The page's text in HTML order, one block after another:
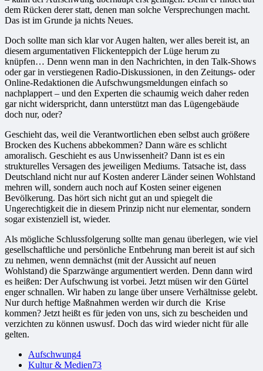
dem Rücken derer statt, denen man solche Versprechungen macht.
Das ist im Grunde ja nichts Neues.
Doch sollte man sich klar vor Augen halten, wer alles bereit ist, an
diesem argumentativen Flickenteppich der Lüge herum zu
knüpfen… Denn wenn man in den Nachrichten, in den Talk-Shows
oder gar in verstiegenen Radio-Diskussionen, in den Zeitungs- oder
Online-Redaktionen die Aufschwungsmeldungen einfach so
nachplappert – und den Experten die schaumig weich daher reden
gar nicht widerspricht, dann unterstützt man das Lügengebäude
doch nur, oder?
Geschieht das, weil die Verantwortlichen eben selbst auch größere
Brocken des Kuchens abbekommen? Dann wäre es schlicht
amoralisch. Geschieht es aus Unwissenheit? Dann ist es ein
strukturelles Versagen des jeweiligen Mediums. Tatsache ist, dass
Deutschland nicht nur auf Kosten anderer Länder seinen Wohlstand
mehren will, sondern auch noch auf Kosten seiner eigenen
Bevölkerung. Das hört sich nicht gut an und spiegelt die
Ungerechtigkeit die in diesem Prinzip nicht nur elementar, sondern
sogar existenziell ist, wieder.
Als mögliche Schlussfolgerung sollte man genau überlegen, wie viel
gesellschaftliche und persönliche Entbehrung man bereit ist auf sich
zu nehmen, wenn demnächst (mit der Aussicht auf neuen
Wohlstand) die Sparzwänge argumentiert werden. Denn dann wird
es heißen: Der Aufschwung ist vorbei. Jetzt müsen wir den Gürtel
enger schnallen. Wir haben zu lange über unsere Verhältnisse gelebt.
Nur durch heftige Maßnahmen werden wir durch die Krise
kommen? Jetzt heißt es für jeden von uns, sich zu bescheiden und
verzichten zu können uswusf. Doch das wird wieder nicht für alle
gelten.
Aufschwung4
Kultur & Medien73